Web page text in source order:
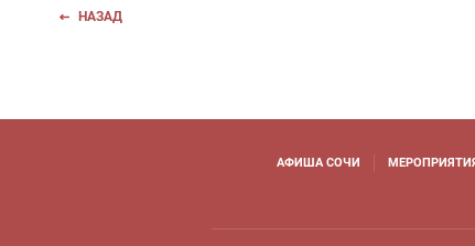
НАЗАД
АФИША СОЧИ